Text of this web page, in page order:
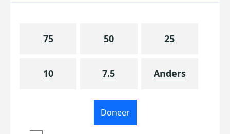
75 50 25
10 7.5 Anders
Doneer